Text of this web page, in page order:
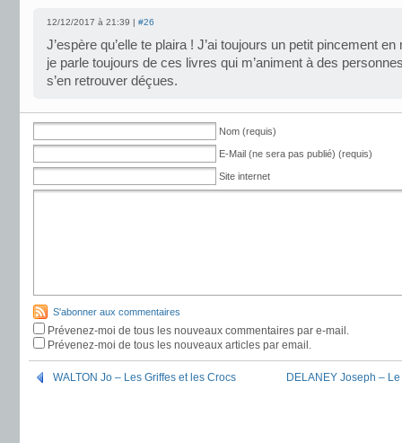
12/12/2017 à 21:39 | #26
J’espère qu’elle te plaira ! J’ai toujours un petit pincement
je parle toujours de ces livres qui m’animent à des
s’en retrouver déçues.
Nom (requis)
E-Mail (ne sera pas publié) (requis)
Site internet
S'abonner aux commentaires
Prévenez-moi de tous les nouveaux commentaires par e-mail.
Prévenez-moi de tous les nouveaux articles par email.
WALTON Jo – Les Griffes et les Crocs DELANEY Joseph –